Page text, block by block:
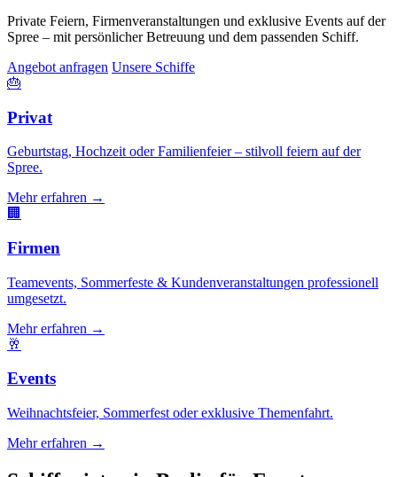
Private Feiern, Firmenveranstaltungen und exklusive Events auf der
Spree – mit persönlicher Betreuung und dem passenden Schiff.
Angebot anfragen Unsere Schiffe
🎂
Privat
Geburtstag, Hochzeit oder Familienfeier – stilvoll feiern auf der
Spree.
Mehr erfahren →
🏢
Firmen
Teamevents, Sommerfeste & Kundenveranstaltungen professionell
umgesetzt.
Mehr erfahren →
🥂
Events
Weihnachtsfeier, Sommerfest oder exklusive Themenfahrt.
Mehr erfahren →